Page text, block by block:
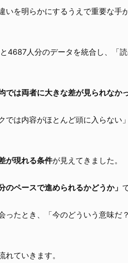
いを明らかにするうえで重要な手
4687人分のデータを統合し、「
では両者に大きな差が見られなか
では内容がほとんど頭に入らない
が現れる条件が見えてきました。
のペースで進められるかどうか」
ったとき、「今のどういう意味だ
れていきます。